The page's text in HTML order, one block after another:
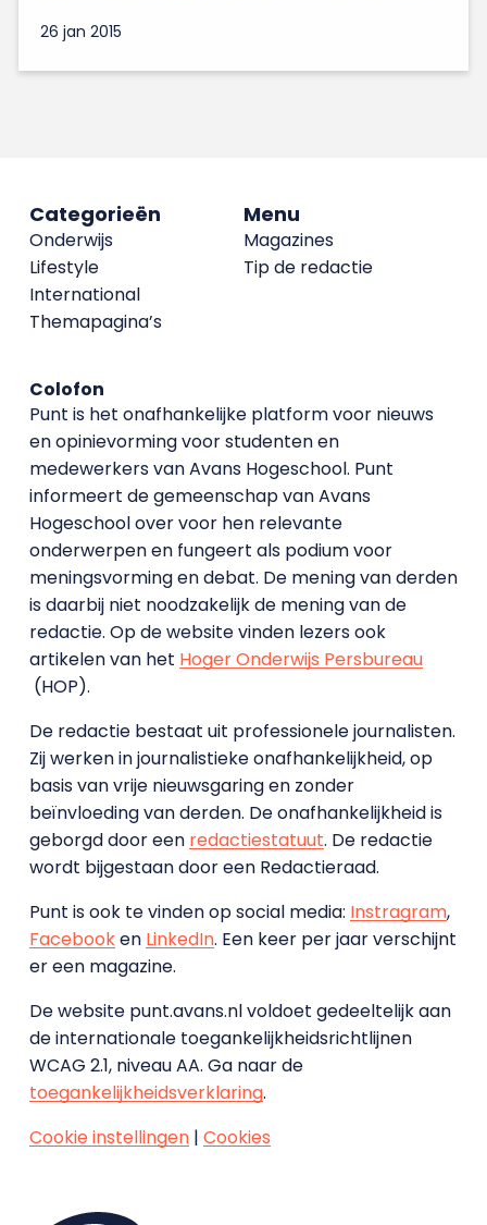
26 jan 2015
Menu
Magazines
Tip de redactie
Categorieën
Onderwijs
Lifestyle
International
Themapagina’s
Colofon
Punt is het onafhankelijke platform voor nieuws
en opinievorming voor studenten en
medewerkers van Avans Hoge­school. Punt
informeert de gemeenschap van Avans
Hogeschool over voor hen relevante
onderwerpen en fungeert als podium voor
meningsvorming en debat. De mening van derden
is daarbij niet noodzakelijk de mening van de
redactie. Op de website vinden lezers ook
artikelen van het Hoger Onderwijs Persbureau
(HOP).
De redactie bestaat uit professionele journalisten.
Zij werken in journalistieke onafhankelijkheid, op
basis van vrije nieuwsgaring en zonder
beïnvloeding van derden. De onafhankelijkheid is
geborgd door een redactiestatuut. De redactie
wordt bijgestaan door een Redactieraad.
Punt is ook te vinden op social media: Instragram,
Facebooken LinkedIn. Een keer per jaar verschijnt
er een magazine.
De website punt.avans.nl voldoet gedeeltelijk aan
de internationale toegankelijkheidsrichtlijnen
WCAG 2.1, niveau AA. Ga naar de
toegankelijkheidsverklaring.
Cookie instellingen| Cookies